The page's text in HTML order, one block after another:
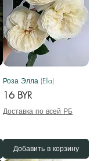
Роза Элла (Ella)
Цена
16 BYR
Доставка по всей РБ
Добавить в корзину